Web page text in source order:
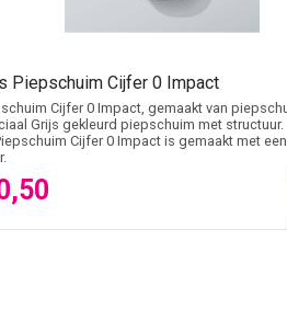
Piepschuim Cijfer 0 Impact
Cijfer 0 Impact, gemaakt van
Grijs gekleurd piepschuim met structuur.
Cijfer 0 Impact is gemaakt met